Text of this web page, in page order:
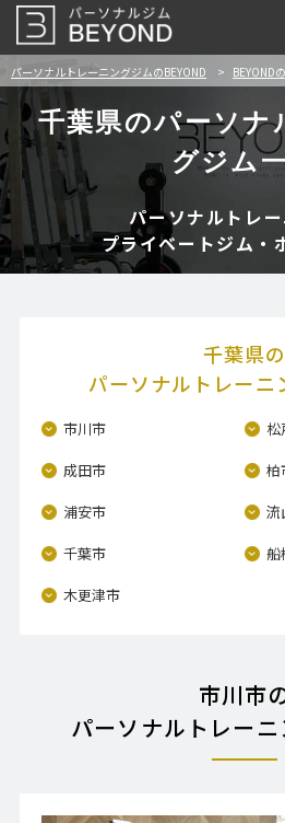
パーソナルトレーニングジムのBEYOND
BEYOND
千葉県のパーソナ
グジム
パーソナルトレー
プライベートジム・
千葉県の
パーソナルトレーニ
市川市
松
成田市
柏
浦安市
流
千葉市
船
木更津市
市川市
パーソナルトレー